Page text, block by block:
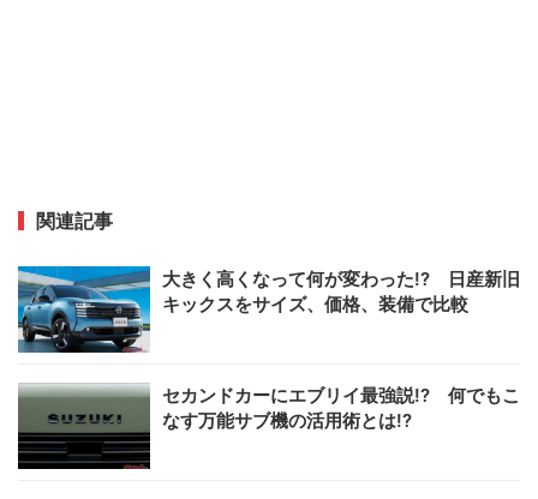
関連記事
大きく高くなって何が変わった!? 日産新旧
キックスをサイズ、価格、装備で比較
セカンドカーにエブリイ最強説!? 何でもこ
なす万能サブ機の活用術とは!?